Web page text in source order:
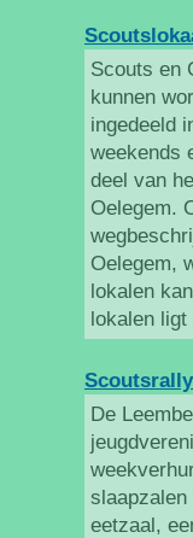
Scouts en
kunnen
ingedeeld
weekends
deel van
Oelegem.
Oelegem,
lokalen
lokalen
De
eetzaal,